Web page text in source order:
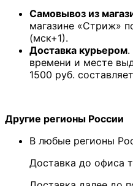
Самовывоз из
магазине «Стриж»
(мск+1).
Доставка курьером.
времени и месте
1500 руб.
Другие регионы России
В любые регионы
Доставка до офиса